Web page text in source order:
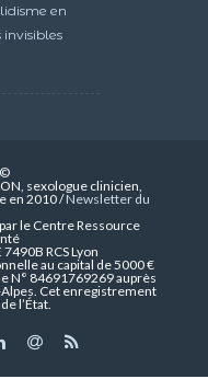
en
invisibles
©
sexologue clinicien,
en 2010 /Newsletter du
le Centre Ressource
RCS Lyon
au capital de 5000 €
N° 84691769269 auprès
Cet enregistrement
l’État.